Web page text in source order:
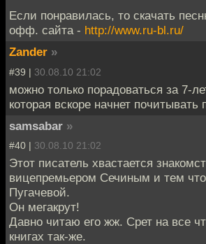
Если понравилась, то скачать
офф. сайта - http://www.ru-bl.ru/
Zander »
#39 | 30.08.10 21:02
можно только порадоваться за 7-
которая вскоре начнет
samsabar »
#40 | 30.08.10 21:02
Этот писатель хвастается
вицепремьером Сечиным и тем
Пугачевой.
Он мегакрут!
Давно читаю его жж. Срет на все
книгах так-же.